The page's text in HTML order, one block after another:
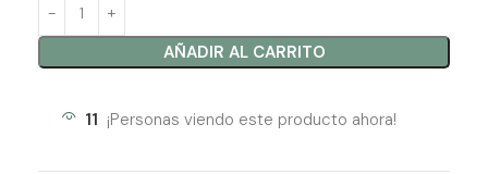
AÑADIR AL CARRITO
11 ¡Personas viendo este producto ahora!